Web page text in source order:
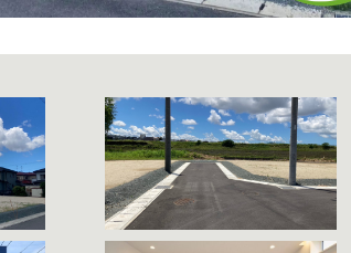
自然素材ならではの心地よさを五感で感じることが
高品質な住まいをお届けしています。また、地鎮
到着できる距離に限定しています。すぐに駆けつ
房」を完備。ガスなので立ち上がりがスピーディー
ぎます。お子さまやアレルギーの方も安心・安全。
ならではの強い温風で乾燥させることで、繊維が
ます。
捨てられていた排気熱を有効に利用して、あらか
計士が、確かな技術で描き上げます。
配慮した高性能な家づくりを行っています。
ど、実際の暮らしをイメージできるような設備をご
ッズスペースを見渡すことができ、お子様連れのお